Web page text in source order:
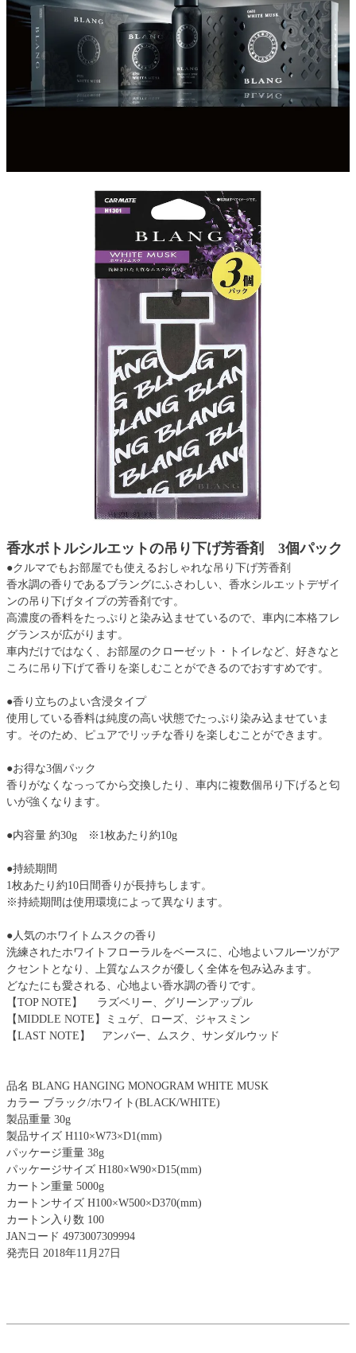
香水ボトルシルエットの吊り下げ芳香剤 3個パック
●クルマでもお部屋でも使えるおしゃれな吊り下げ芳香剤
香水調の香りであるブラングにふさわしい、香水シルエットデザイ
ンの吊り下げタイプの芳香剤です。
高濃度の香料をたっぷりと染み込ませているので、車内に本格フレ
グランスが広がります。
車内だけではなく、お部屋のクローゼット・トイレなど、好きなと
ころに吊り下げて香りを楽しむことができるのでおすすめです。
●香り立ちのよい含浸タイプ
使用している香料は純度の高い状態でたっぷり染み込ませていま
す。そのため、ピュアでリッチな香りを楽しむことができます。
●お得な3個パック
香りがなくなっってから交換したり、車内に複数個吊り下げると匂
いが強くなります。
●内容量 約30g ※1枚あたり約10g
●持続期間
1枚あたり約10日間香りが長持ちします。
※持続期間は使用環境によって異なります。
●人気のホワイトムスクの香り
洗練されたホワイトフローラルをベースに、心地よいフルーツがア
クセントとなり、上質なムスクが優しく全体を包み込みます。
どなたにも愛される、心地よい香水調の香りです。
【TOP NOTE】 ラズベリー、グリーンアップル
【MIDDLE NOTE】ミュゲ、ローズ、ジャスミン
【LAST NOTE】 アンバー、ムスク、サンダルウッド
品名 BLANG HANGING MONOGRAM WHITE MUSK
カラー ブラック/ホワイト(BLACK/WHITE)
製品重量 30g
製品サイズ H110×W73×D1(mm)
パッケージ重量 38g
パッケージサイズ H180×W90×D15(mm)
カートン重量 5000g
カートンサイズ H100×W500×D370(mm)
カートン入り数 100
JANコード 4973007309994
発売日 2018年11月27日